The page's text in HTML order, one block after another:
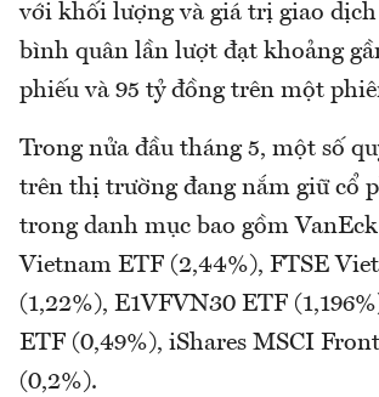
với khối lượng và giá trị giao
bình quân lần lượt đạt khoảng
phiếu và 95 tỷ đồng trên một
Trong nửa đầu tháng 5, một số
trên thị trường đang nắm giữ cổ
trong danh mục bao gồm
Vietnam ETF (2,44%), FTSE
(1,22%), E1VFVN30 ETF
ETF (0,49%), iShares MSCI
(0,2%).